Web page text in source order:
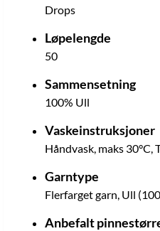
Drops
Løpelengde
50
Sammensetning
100% Ull
Vaskeinstruksjoner
Håndvask, maks 30°C,
Garntype
Flerfarget garn, Ull
Anbefalt